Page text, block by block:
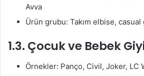
Avva
Ürün grubu: Takım elbise,
1.3. Çocuk ve Bebek
Örnekler: Panço, Civil, Joker, LC